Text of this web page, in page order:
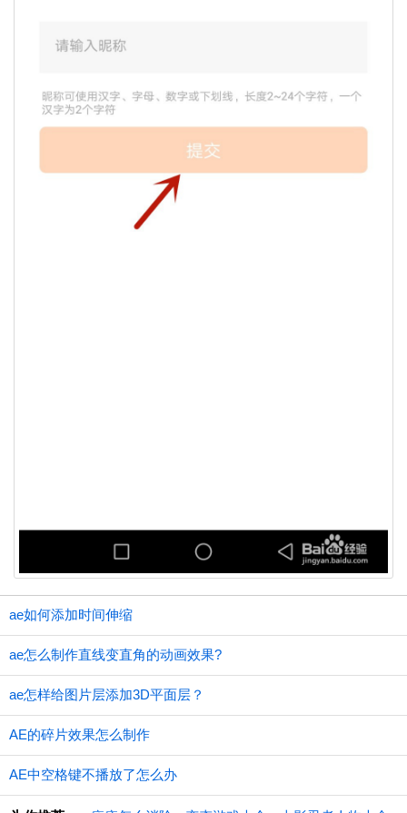
ae如何添加时间伸缩
ae怎么制作直线变直角的动画效果?
ae怎样给图片层添加3D平面层？
AE的碎片效果怎么制作
AE中空格键不播放了怎么办